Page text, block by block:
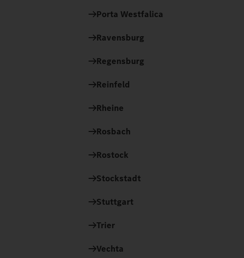
Porta Westfalica
Ravensburg
Regensburg
Reinfeld
Rheine
Rosbach
Rostock
Stockstadt
Stuttgart
Trier
Vechta